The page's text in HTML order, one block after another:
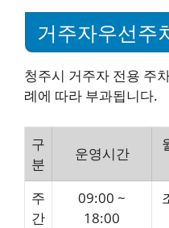
거주자우선주
청주시 거주자 전용 주
례에 따라 부과됩니다.
구
분
운영시간
주
간
09:00 ~
18:00